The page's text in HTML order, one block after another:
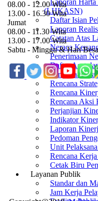
Laporan
(LHKASN)
Daftar Isian
Laporan
Catatan Atas
Neraca
Penerimaan
Daftar Aset
Pengadaan
Rencana
Rencana
Rencana Aksi
Perjanjian
Indikator
Laporan
Pedoman
Unit
Rencana
Cetak Biru
Layanan Publik
Standar dan
Jam Kerja
08.00 - 12.00 Wita
13.00 - 16.30 Wita
Jumat
08.00 - 11.30 Wita
13.00 - 17.00 Wita
Sabtu - Minggu & Hari